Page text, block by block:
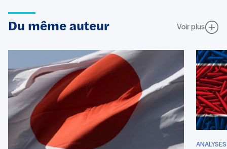
Du même auteur Voir plus